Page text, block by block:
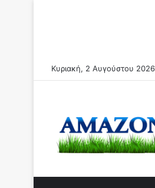
Κυριακή, 2 Αυγούστου 2026